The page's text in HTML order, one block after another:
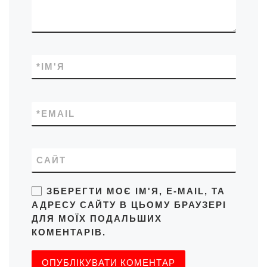
ІМ'Я
*
EMAIL
*
САЙТ
ЗБЕРЕГТИ МОЄ ІМ'Я, E-MAIL, ТА
АДРЕСУ САЙТУ В ЦЬОМУ БРАУЗЕРІ
ДЛЯ МОЇХ ПОДАЛЬШИХ
КОМЕНТАРІВ.